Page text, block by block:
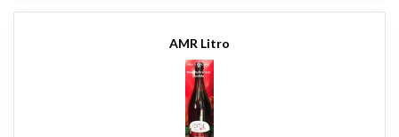
AMR Litro